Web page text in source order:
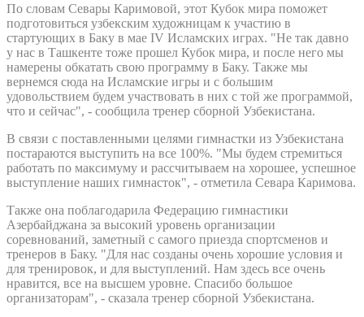
По словам Севары Каримовой, этот Кубок мира поможет
подготовиться узбекским художницам к участию в
стартующих в Баку в мае IV Исламских играх. "Не так давно
у нас в Ташкенте тоже прошел Кубок мира, и после него мы
намерены обкатать свою программу в Баку. Также мы
вернемся сюда на Исламские игры и с большим
удовольствием будем участвовать в них с той же программой,
что и сейчас", - сообщила тренер сборной Узбекистана.
В связи с поставленными целями гимнастки из Узбекистана
постараются выступить на все 100%. "Мы будем стремиться
работать по максимуму и рассчитываем на хорошее, успешное
выступление наших гимнасток", - отметила Севара Каримова.
Также она поблагодарила Федерацию гимнастики
Азербайджана за высокий уровень организации
соревнований, заметный с самого приезда спортсменов и
тренеров в Баку. "Для нас созданы очень хорошие условия и
для тренировок, и для выступлений. Нам здесь все очень
нравится, все на высшем уровне. Спасибо большое
организаторам", - сказала тренер сборной Узбекистана.